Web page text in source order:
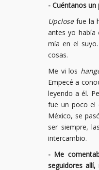
- Cuéntanos
Upclosefue la
antes yo había
mía en el
cosas.
Me vi los
Empecé a
leyendo a él.
fue un poco el
México, se
ser siempre,
intercambio.
- Me
seguidores